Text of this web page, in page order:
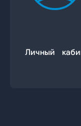
Личный